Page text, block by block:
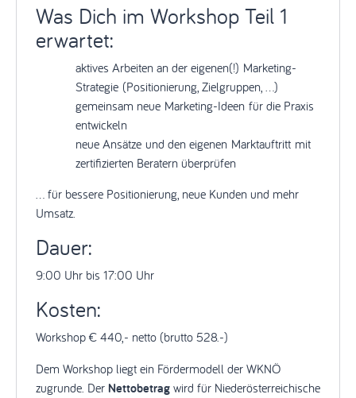
Was Dich im Workshop Teil 1
erwartet:
aktives Arbeiten an der eigenen(!) Marketing-
Strategie (Positionierung, Zielgruppen, ...)
gemeinsam neue Marketing-Ideen für die Praxis
entwickeln
neue Ansätze und den eigenen Marktauftritt mit
zertifizierten Beratern überprüfen
… für bessere Positionierung, neue Kunden und mehr
Umsatz.
Dauer:
9:00 Uhr bis 17:00 Uhr
Kosten:
Workshop € 440,- netto (brutto 528.-)
Dem Workshop liegt ein Fördermodell der WKNÖ
zugrunde. Der Nettobetrag wird für Niederösterreichische